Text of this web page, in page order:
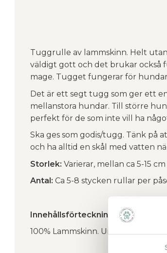
Tuggrulle av lammskinn. Helt
väldigt gott och det brukar också
mage. Tugget fungerar för
Det är ett segt tugg som ger ett
mellanstora hundar. Till större
perfekt för de som inte vill ha
Ska ges som godis/tugg. Tänk på
och ha alltid en skål med vatten
Storlek: Varierar, mellan ca 5-15
Antal: Ca 5-8 stycken rullar per
Innehållsförteckning /
100% Lammskinn. Ursprung: EU